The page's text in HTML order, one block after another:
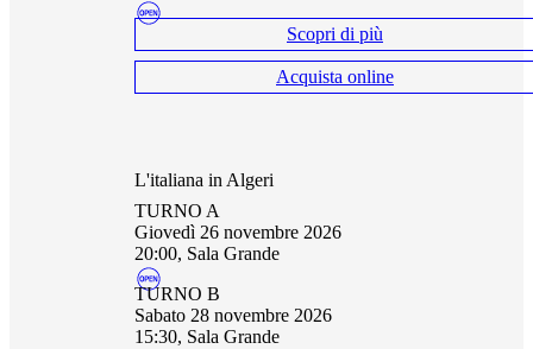
Scopri di più
Acquista online
L'italiana in Algeri
TURNO A
giovedì 26 novembre 2026
20:00, Sala Grande
TURNO B
sabato 28 novembre 2026
15:30, Sala Grande